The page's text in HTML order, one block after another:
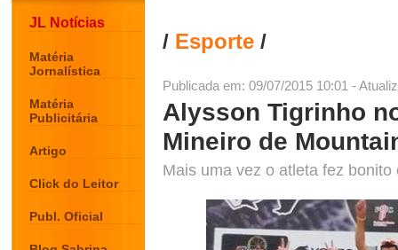
JL Notícias
Matéria
Jornalística
Matéria
Publicitária
Artigo
Click do Leitor
Publ. Oficial
/ Esporte /
Publicada em: 09/07/2015 10:01 -
Alysson Tigrinho
Mineiro de
Mais uma vez o atleta fez